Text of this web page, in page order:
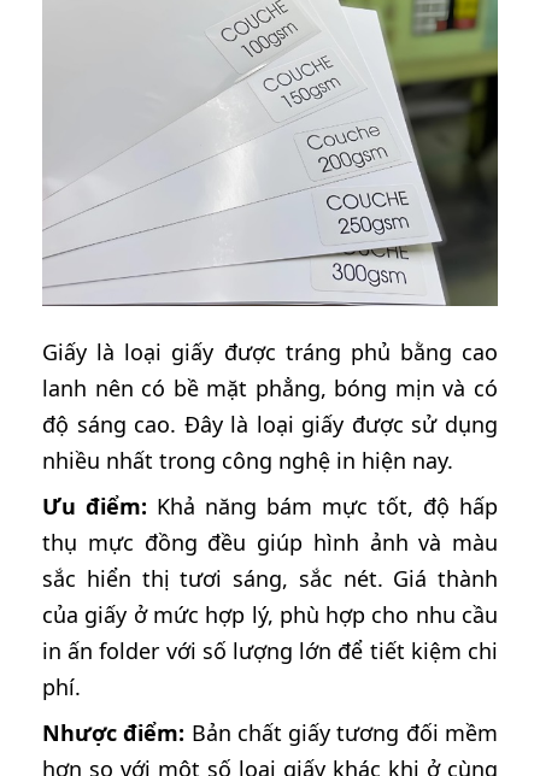
Giấy là loại giấy được tráng phủ bằng cao
lanh nên có bề mặt phẳng, bóng mịn và có
độ sáng cao. Đây là loại giấy được sử dụng
nhiều nhất trong công nghệ in hiện nay.
Ưu điểm: Khả năng bám mực tốt, độ hấp
thụ mực đồng đều giúp hình ảnh và màu
sắc hiển thị tươi sáng, sắc nét. Giá thành
của giấy ở mức hợp lý, phù hợp cho nhu cầu
in ấn folder với số lượng lớn để tiết kiệm chi
phí.
Nhược điểm: Bản chất giấy tương đối mềm
hơn so với một số loại giấy khác khi ở cùng